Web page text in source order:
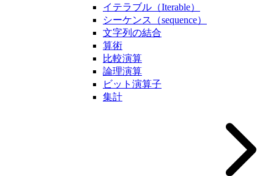
イテラブル（Iterable）
シーケンス（sequence）
文字列の結合
算術
比較演算
論理演算
ビット演算子
集計